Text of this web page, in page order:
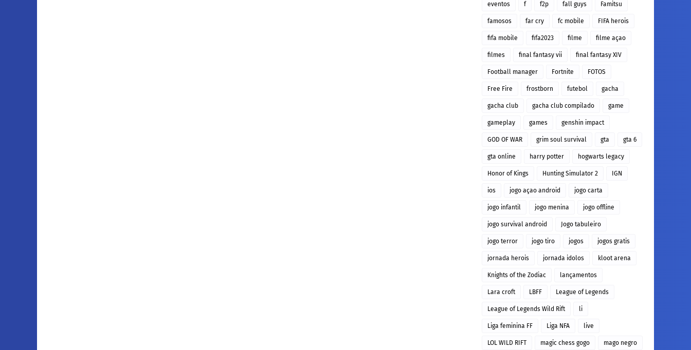
eventos f f2p fall guys Famitsu
famosos far cry fc mobile FIFA herois
fifa mobile fifa2023 filme filme açao
filmes final fantasy vii final fantasy XIV
Football manager Fortnite FOTOS
Free Fire frostborn futebol gacha
gacha club gacha club compilado game
gameplay games genshin impact
GOD OF WAR grim soul survival gta gta 6
gta online harry potter hogwarts legacy
Honor of Kings Hunting Simulator 2 IGN
ios jogo açao android jogo carta
jogo infantil jogo menina jogo offline
jogo survival android Jogo tabuleiro
jogo terror jogo tiro jogos jogos gratis
jornada herois jornada idolos kloot arena
Knights of the Zodiac lançamentos
Lara croft LBFF League of Legends
League of Legends Wild Rift li
Liga feminina FF Liga NFA live
LOL WILD RIFT magic chess gogo mago negro